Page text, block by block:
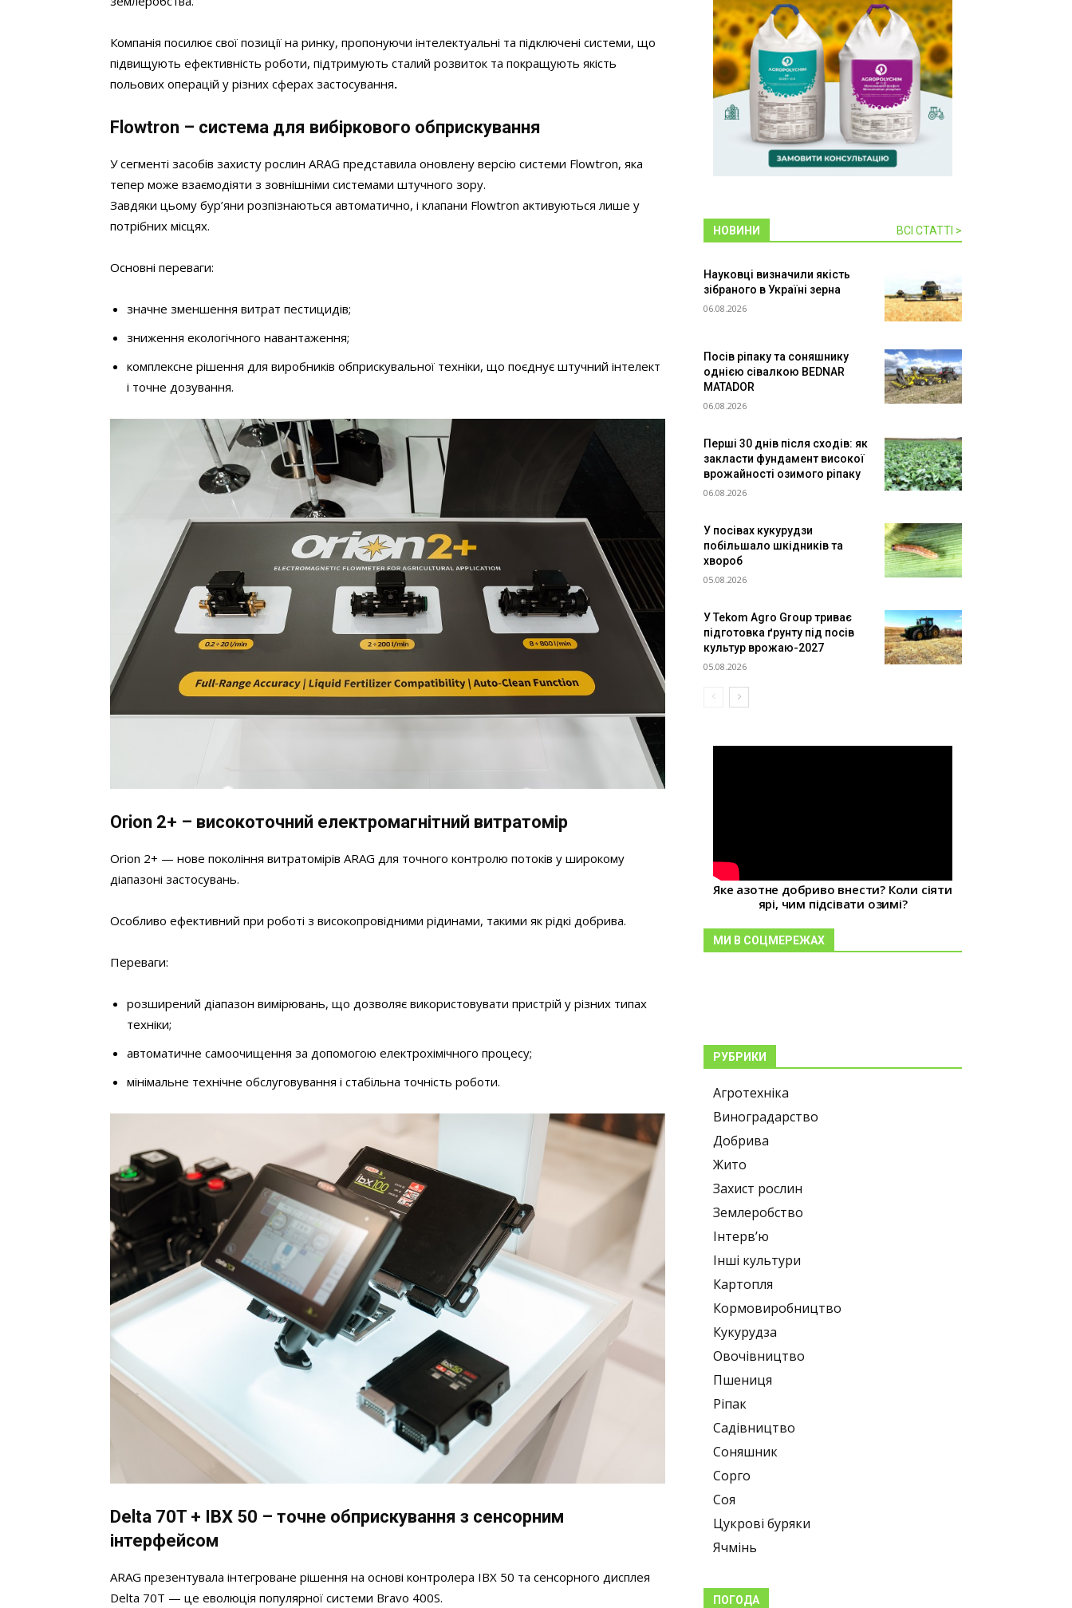
Компанія посилює свої позиції на ринку, пропонуючи інтелектуальні та підключені системи, що
підвищують ефективність роботи, підтримують сталий розвиток та покращують якість
польових операцій у різних сферах застосування.
Flowtron – система для вибіркового обприскування
У сегменті засобів захисту рослин ARAG представила оновлену версію системи Flowtron, яка
тепер може взаємодіяти з зовнішніми системами штучного зору.
Завдяки цьому бур’яни розпізнаються автоматично, і клапани Flowtron активуються лише у
потрібних місцях.
Основні переваги:
значне зменшення витрат пестицидів;
зниження екологічного навантаження;
комплексне рішення для виробників обприскувальної техніки, що поєднує штучний інтелект
і точне дозування.
Orion 2+ – високоточний електромагнітний витратомір
Orion 2+ — нове покоління витратомірів ARAG для точного контролю потоків у широкому
діапазоні застосувань.
Особливо ефективний при роботі з високопровідними рідинами, такими як рідкі добрива.
Переваги:
розширений діапазон вимірювань, що дозволяє використовувати пристрій у різних типах
техніки;
автоматичне самоочищення за допомогою електрохімічного процесу;
мінімальне технічне обслуговування і стабільна точність роботи.
Delta 70T + IBX 50 – точне обприскування з сенсорним
інтерфейсом
ARAG презентувала інтегроване рішення на основі контролера IBX 50 та сенсорного дисплея
Delta 70T — це еволюція популярної системи Bravo 400S.
НОВИНИ ВСІ СТАТТІ >
Науковці визначили якість
зібраного в Україні зерна
06.08.2026
Посів ріпаку та соняшнику
однією сівалкою BEDNAR
MATADOR
06.08.2026
Перші 30 днів після сходів: як
закласти фундамент високої
врожайності озимого ріпаку
06.08.2026
У посівах кукурудзи
побільшало шкідників та
хвороб
05.08.2026
У Tekom Agro Group триває
підготовка ґрунту під посів
культур врожаю-2027
05.08.2026
Яке азотне добриво внести? Коли сіяти
ярі, чим підсівати озимі?
МИ В СОЦМЕРЕЖАХ
РУБРИКИ
Агротехніка
Виноградарство
Добрива
Жито
Захист рослин
Землеробство
Інтерв’ю
Інші культури
Картопля
Кормовиробництво
Кукурудза
Овочівництво
Пшениця
Ріпак
Садівництво
Соняшник
Сорго
Соя
Цукрові буряки
Ячмінь
ПОГОДА